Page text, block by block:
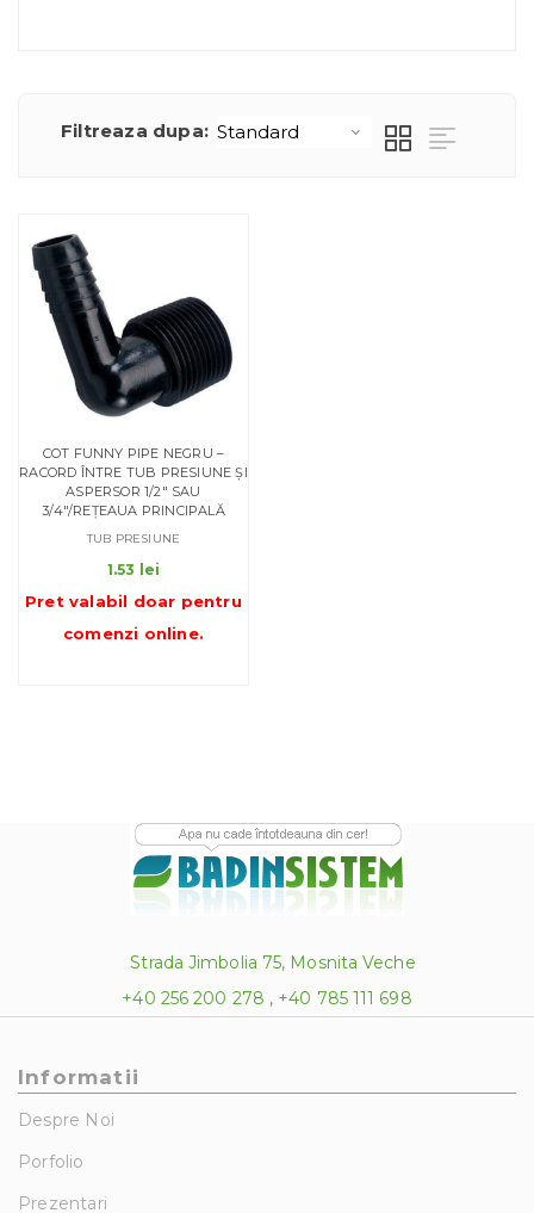
Filtreaza dupa:
COT FUNNY PIPE NEGRU –
RACORD ÎNTRE TUB PRESIUNE ȘI
ASPERSOR 1/2″ SAU
3/4″/REȚEAUA PRINCIPALĂ
TUB PRESIUNE
1.53 lei
Pret valabil doar pentru
comenzi online.
Strada Jimbolia 75, Mosnita Veche
+40 256 200 278 , +40 785 111 698
Informatii
Despre Noi
Porfolio
Prezentari